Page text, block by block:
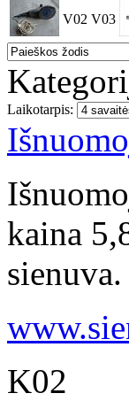
V02 V03
Laikotarpis:
kaina
K02